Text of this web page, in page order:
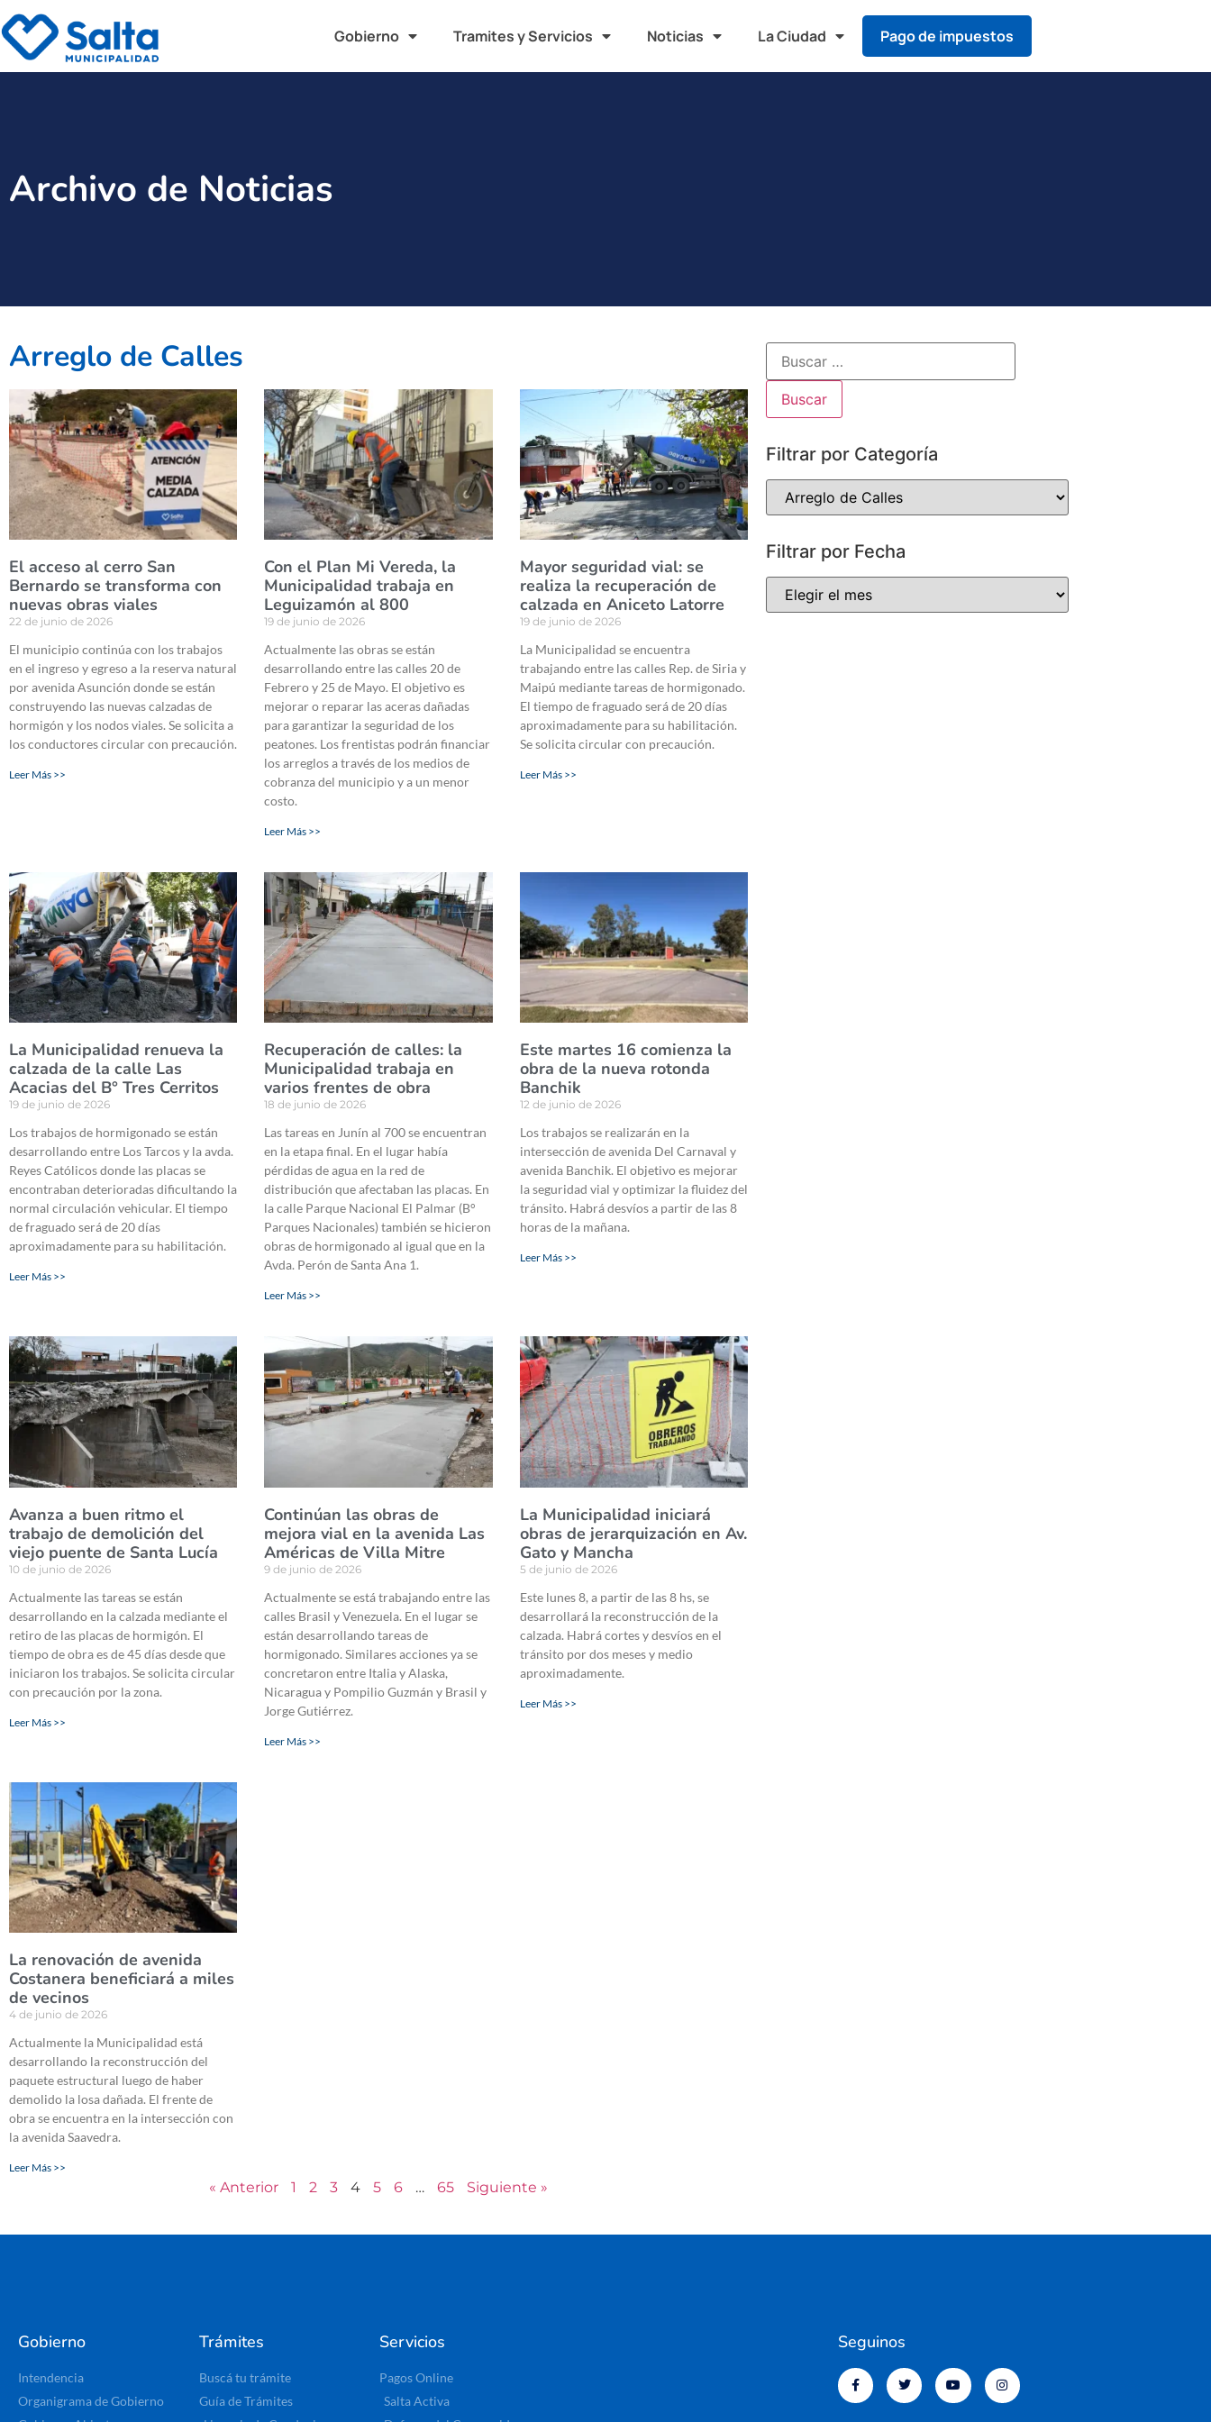
Gobierno Tramites y Servicios Noticias La Ciudad Pago de impuestos
Archivo de Noticias
Arreglo de Calles
El acceso al cerro San
Bernardo se transforma con
nuevas obras viales
22 de junio de 2026
El municipio continúa con los trabajos
en el ingreso y egreso a la reserva natural
por avenida Asunción donde se están
construyendo las nuevas calzadas de
hormigón y los nodos viales. Se solicita a
los conductores circular con precaución.
Leer Más >>
Con el Plan Mi Vereda, la
Municipalidad trabaja en
Leguizamón al 800
19 de junio de 2026
Actualmente las obras se están
desarrollando entre las calles 20 de
Febrero y 25 de Mayo. El objetivo es
mejorar o reparar las aceras dañadas
para garantizar la seguridad de los
peatones. Los frentistas podrán financiar
los arreglos a través de los medios de
cobranza del municipio y a un menor
costo.
Leer Más >>
Mayor seguridad vial: se
realiza la recuperación de
calzada en Aniceto Latorre
19 de junio de 2026
La Municipalidad se encuentra
trabajando entre las calles Rep. de Siria y
Maipú mediante tareas de hormigonado.
El tiempo de fraguado será de 20 días
aproximadamente para su habilitación.
Se solicita circular con precaución.
Leer Más >>
La Municipalidad renueva la
calzada de la calle Las
Acacias del B° Tres Cerritos
19 de junio de 2026
Los trabajos de hormigonado se están
desarrollando entre Los Tarcos y la avda.
Reyes Católicos donde las placas se
encontraban deterioradas dificultando la
normal circulación vehicular. El tiempo
de fraguado será de 20 días
aproximadamente para su habilitación.
Leer Más >>
Recuperación de calles: la
Municipalidad trabaja en
varios frentes de obra
18 de junio de 2026
Las tareas en Junín al 700 se encuentran
en la etapa final. En el lugar había
pérdidas de agua en la red de
distribución que afectaban las placas. En
la calle Parque Nacional El Palmar (B°
Parques Nacionales) también se hicieron
obras de hormigonado al igual que en la
Avda. Perón de Santa Ana 1.
Leer Más >>
Este martes 16 comienza la
obra de la nueva rotonda
Banchik
12 de junio de 2026
Los trabajos se realizarán en la
intersección de avenida Del Carnaval y
avenida Banchik. El objetivo es mejorar
la seguridad vial y optimizar la fluidez del
tránsito. Habrá desvíos a partir de las 8
horas de la mañana.
Leer Más >>
Avanza a buen ritmo el
trabajo de demolición del
viejo puente de Santa Lucía
10 de junio de 2026
Actualmente las tareas se están
desarrollando en la calzada mediante el
retiro de las placas de hormigón. El
tiempo de obra es de 45 días desde que
iniciaron los trabajos. Se solicita circular
con precaución por la zona.
Leer Más >>
Continúan las obras de
mejora vial en la avenida Las
Américas de Villa Mitre
9 de junio de 2026
Actualmente se está trabajando entre las
calles Brasil y Venezuela. En el lugar se
están desarrollando tareas de
hormigonado. Similares acciones ya se
concretaron entre Italia y Alaska,
Nicaragua y Pompilio Guzmán y Brasil y
Jorge Gutiérrez.
Leer Más >>
La Municipalidad iniciará
obras de jerarquización en Av.
Gato y Mancha
5 de junio de 2026
Este lunes 8, a partir de las 8 hs, se
desarrollará la reconstrucción de la
calzada. Habrá cortes y desvíos en el
tránsito por dos meses y medio
aproximadamente.
Leer Más >>
La renovación de avenida
Costanera beneficiará a miles
de vecinos
4 de junio de 2026
Actualmente la Municipalidad está
desarrollando la reconstrucción del
paquete estructural luego de haber
demolido la losa dañada. El frente de
obra se encuentra en la intersección con
la avenida Saavedra.
Leer Más >>
« Anterior 1 2 3 4 5 6 … 65 Siguiente »
Filtrar por Categoría
Filtrar por Fecha
Gobierno
Intendencia
Organigrama de Gobierno
Trámites
Buscá tu trámite
Guía de Trámites
Servicios
Pagos Online
Salta Activa
Seguinos